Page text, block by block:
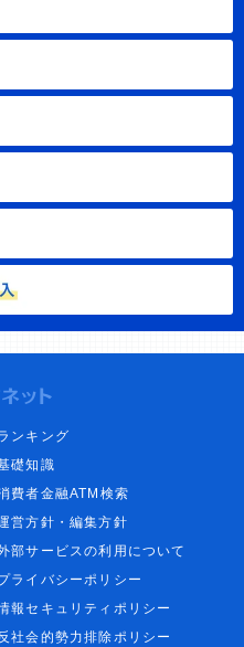
ンキング
礎知識
費者金融ATM検索
営方針・編集方針
部サービスの利用について
ライバシーポリシー
報セキュリティポリシー
社会的勢力排除ポリシー